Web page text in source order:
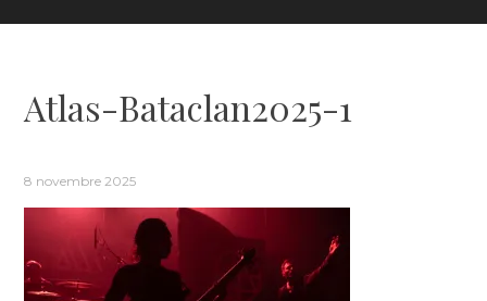
Atlas-Bataclan2025-1
8 novembre 2025